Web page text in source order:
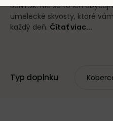
BUNT.sk. Nie sú to len
umelecké skvosty, ktoré
každý deň. Čítať viac...
Typ doplnku